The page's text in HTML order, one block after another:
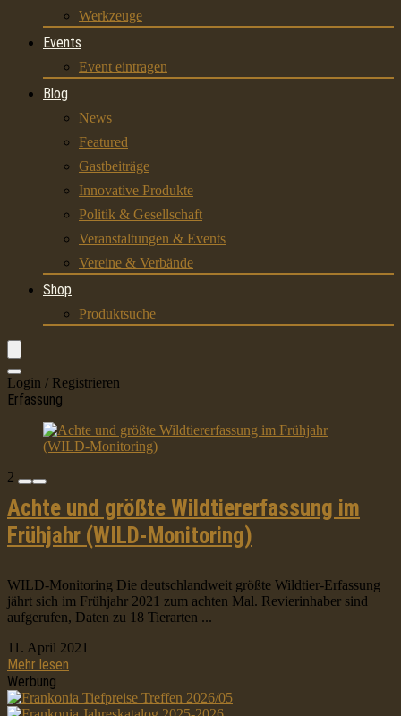
Werkzeuge
Events
Event eintragen
Blog
News
Featured
Gastbeiträge
Innovative Produkte
Politik & Gesellschaft
Veranstaltungen & Events
Vereine & Verbände
Shop
Produktsuche
Login / Registrieren
Erfassung
2
Achte und größte Wildtiererfassung im
Frühjahr (WILD-Monitoring)
WILD-Monitoring Die deutschlandweit größte Wildtier-Erfassung
jährt sich im Frühjahr 2021 zum achten Mal. Revierinhaber sind
aufgerufen, Daten zu 18 Tierarten ...
11. April 2021
Mehr lesen
Werbung